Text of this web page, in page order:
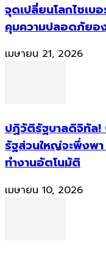
จุดเปลี่ยนโลกไซเบ
คุมความปลอดภัยอ
เมษายน 21, 2026
ปฏิวัติรัฐบาลดิจิทัล
รัฐส่วนใหญ่จะพึ่งพ
ทำงานอัตโนมัติ
เมษายน 10, 2026